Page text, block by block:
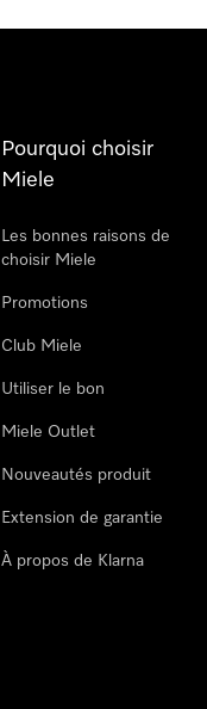
Pourquoi choisir
Miele
Les bonnes raisons de
choisir Miele
Promotions
Club Miele
Utiliser le bon
Miele Outlet
Nouveautés produit
Extension de garantie
À propos de Klarna